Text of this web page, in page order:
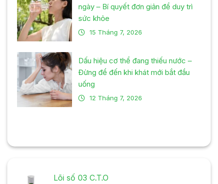
ngày – Bí quyết đơn giản để duy trì
sức khỏe
15 Tháng 7, 2026
Dấu hiệu cơ thể đang thiếu nước –
Đừng để đến khi khát mới bắt đầu
uống
12 Tháng 7, 2026
Lõi số 03 C.T.O